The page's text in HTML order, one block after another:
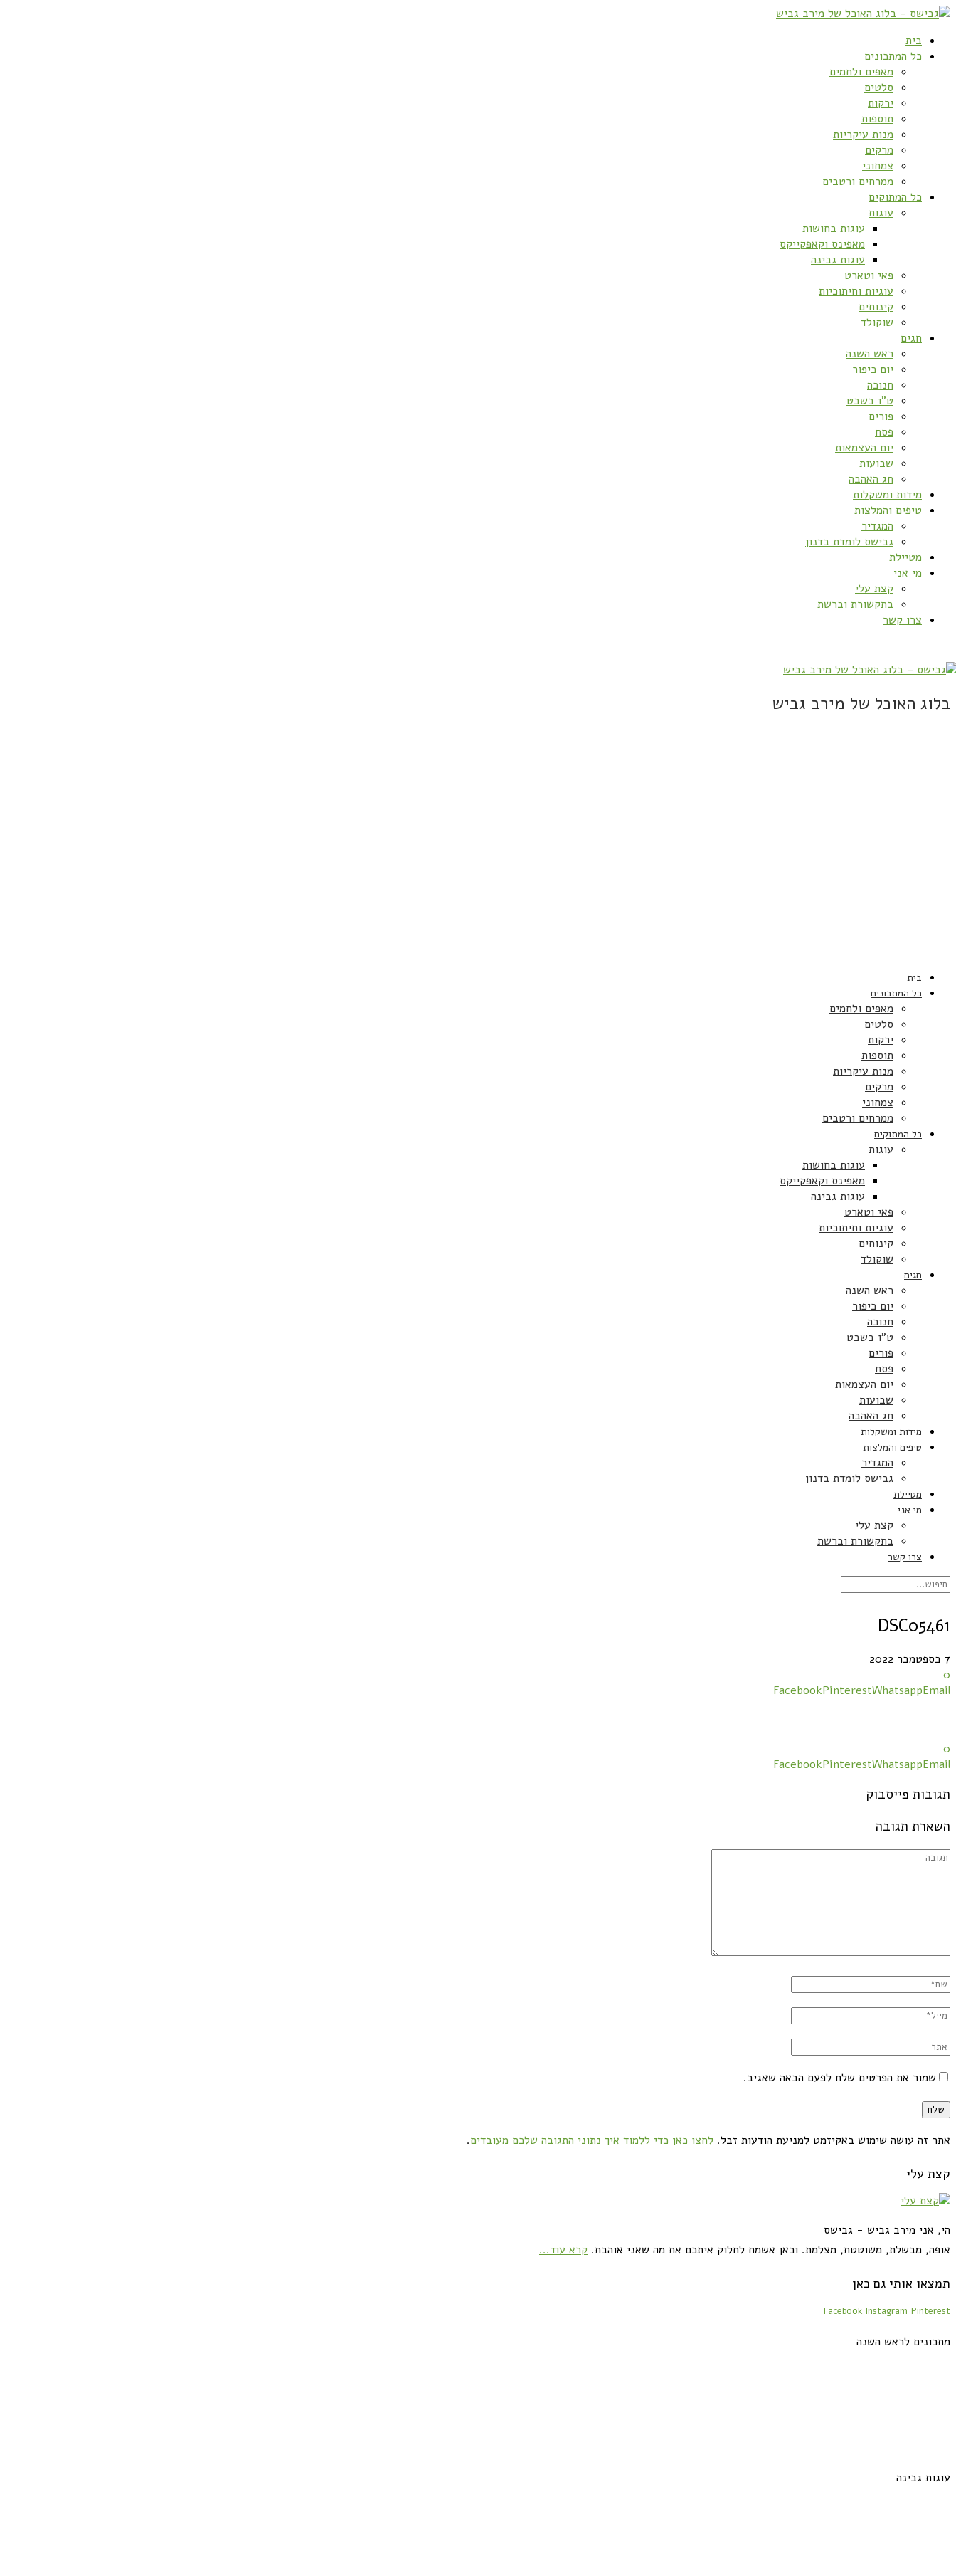
בית
כל המתכונים
מאפים ולחמים
סלטים
ירקות
תוספות
מנות עיקריות
מרקים
צמחוני
ממרחים ורטבים
כל המתוקים
עוגות
עוגות בחושות
מאפינס וקאפקייקס
עוגות גבינה
פאי וטארט
עוגיות וחיתוכיות
קינוחים
שוקולד
חגים
ראש השנה
יום כיפור
חנוכה
ט”ו בשבט
פורים
פסח
יום העצמאות
שבועות
חג האהבה
מידות ומשקלות
טיפים והמלצות
המגדיר
גבישס לומדת בדנון
מטיילת
מי אני
קצת עלי
בתקשורת וברשת
צרו קשר
בלוג האוכל של מירב גביש
בית
כל המתכונים
מאפים ולחמים
סלטים
ירקות
תוספות
מנות עיקריות
מרקים
צמחוני
ממרחים ורטבים
כל המתוקים
עוגות
עוגות בחושות
מאפינס וקאפקייקס
עוגות גבינה
פאי וטארט
עוגיות וחיתוכיות
קינוחים
שוקולד
חגים
ראש השנה
יום כיפור
חנוכה
ט”ו בשבט
פורים
פסח
יום העצמאות
שבועות
חג האהבה
מידות ומשקלות
טיפים והמלצות
המגדיר
גבישס לומדת בדנון
מטיילת
מי אני
קצת עלי
בתקשורת וברשת
צרו קשר
DSC05461
7 בספטמבר 2022
0
FacebookPinterestWhatsappEmail
0
FacebookPinterestWhatsappEmail
תגובות פייסבוק
השארת תגובה
שמור את הפרטים שלח לפעם הבאה שאגיב.
אתר זה עושה שימוש באקיזמט למניעת הודעות זבל. לחצו כאן כדי ללמוד איך נתוני התגובה שלכם מעובדים.
קצת עלי
הי, אני מירב גביש - גבישס
אופה, מבשלת, משוטטת, מצלמת. וכאן אשמח לחלוק איתכם את מה שאני אוהבת. קרא עוד...
תמצאו אותי גם כאן
Facebook Instagram Pinterest
מתכונים לראש השנה
עוגות גבינה